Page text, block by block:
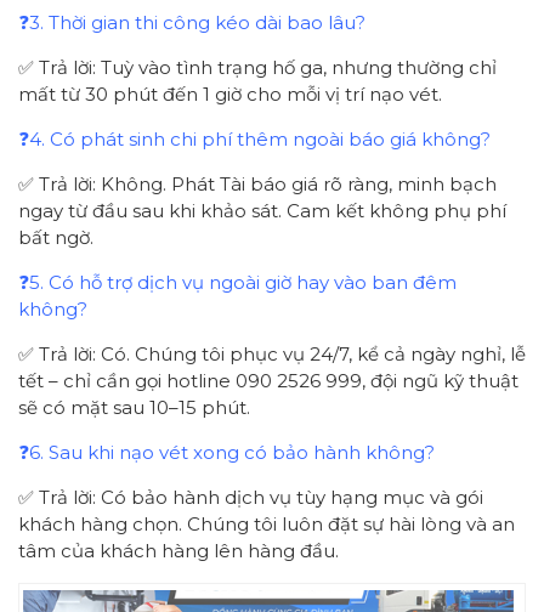
❓3. Thời gian thi công kéo dài bao lâu?
✅ Trả lời: Tuỳ vào tình trạng hố ga, nhưng thường chỉ
mất từ 30 phút đến 1 giờ cho mỗi vị trí nạo vét.
❓4. Có phát sinh chi phí thêm ngoài báo giá không?
✅ Trả lời: Không. Phát Tài báo giá rõ ràng, minh bạch
ngay từ đầu sau khi khảo sát. Cam kết không phụ phí
bất ngờ.
❓5. Có hỗ trợ dịch vụ ngoài giờ hay vào ban đêm
không?
✅ Trả lời: Có. Chúng tôi phục vụ 24/7, kể cả ngày nghỉ, lễ
tết – chỉ cần gọi hotline 090 2526 999, đội ngũ kỹ thuật
sẽ có mặt sau 10–15 phút.
❓6. Sau khi nạo vét xong có bảo hành không?
✅ Trả lời: Có bảo hành dịch vụ tùy hạng mục và gói
khách hàng chọn. Chúng tôi luôn đặt sự hài lòng và an
tâm của khách hàng lên hàng đầu.